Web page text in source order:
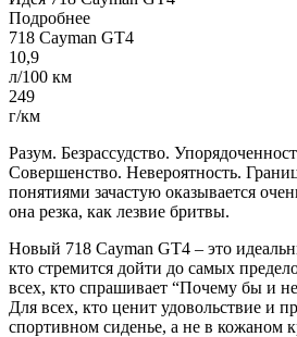
Подробнее
718 Cayman GT4
10,9
л/100 км
249
г/км
Разум. Безрассудство.
Совершенство. Невероятность.
понятиями зачастую оказывается
она резка, как лезвие бритвы.
Новый 718 Cayman GT4 – это
кто стремится дойти до самых
всех, кто спрашивает “Почему бы и
Для всех, кто ценит удовольствие и
спортивном сиденье, а не в кожаном